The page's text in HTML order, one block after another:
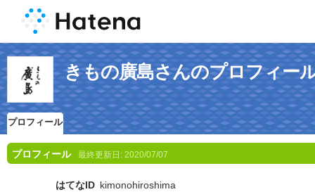
きもの廣島さんのプロフィー
プロフィール
プロフィール 最終更新日: 2020/07/07
はてなID kimonohiroshima